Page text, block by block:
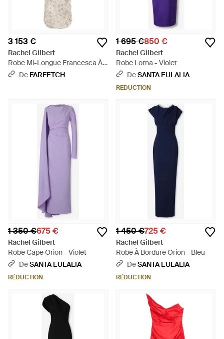
3 153 €
Rachel Gilbert
Robe Mi-Longue Francesca À
Fleurs Brodées - Blanc
De FARFETCH
1 695 €850 €
Rachel Gilbert
Robe Lorna - Violet
DeSANTA EULALIA
RÉDUCTION
1 350 €675 €
Rachel Gilbert
Robe Cape Orion - Violet
DeSANTA EULALIA
RÉDUCTION
1 450 €725 €
Rachel Gilbert
Robe À Bordure Orion - Bleu
DeSANTA EULALIA
RÉDUCTION